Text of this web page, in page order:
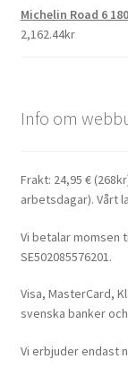
Michelin Road 6
2,162.44kr
Info om
Frakt: 24,95 €
arbetsdagar). Vårt
Vi betalar momsen
SE502085576201.
Visa, MasterCard,
svenska banker
Vi erbjuder endast